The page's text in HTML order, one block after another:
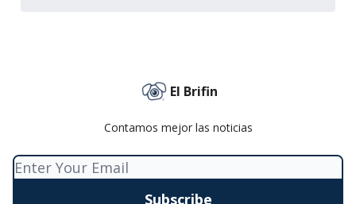
El Brifin
Contamos mejor las noticias